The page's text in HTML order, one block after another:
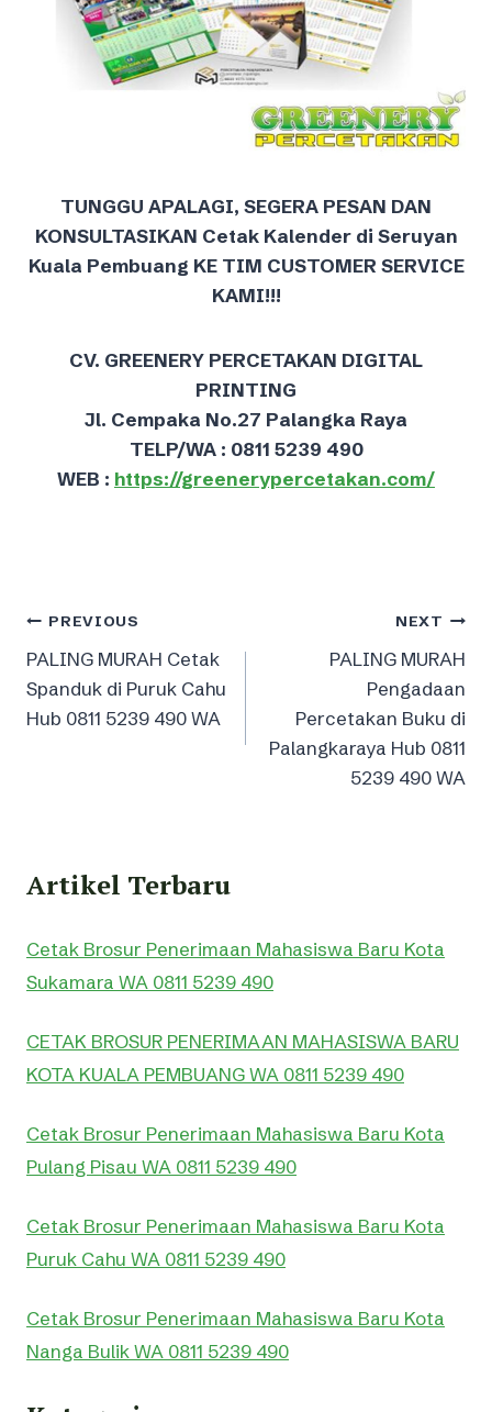
TUNGGU APALAGI, SEGERA PESAN DAN
KONSULTASIKAN Cetak Kalender di Seruyan
Kuala Pembuang KE TIM CUSTOMER SERVICE
KAMI!!!
CV. GREENERY PERCETAKAN DIGITAL
PRINTING
Jl. Cempaka No.27 Palangka Raya
TELP/WA : 0811 5239 490
WEB : https://greenerypercetakan.com/
Post
navigation
PREVIOUS
PALING MURAH Cetak
Spanduk di Puruk Cahu
Hub 0811 5239 490 WA
NEXT
PALING MURAH
Pengadaan
Percetakan Buku di
Palangkaraya Hub 0811
5239 490 WA
Artikel Terbaru
Cetak Brosur Penerimaan Mahasiswa Baru Kota
Sukamara WA 0811 5239 490
CETAK BROSUR PENERIMAAN MAHASISWA BARU
KOTA KUALA PEMBUANG WA 0811 5239 490
Cetak Brosur Penerimaan Mahasiswa Baru Kota
Pulang Pisau WA 0811 5239 490
Cetak Brosur Penerimaan Mahasiswa Baru Kota
Puruk Cahu WA 0811 5239 490
Cetak Brosur Penerimaan Mahasiswa Baru Kota
Nanga Bulik WA 0811 5239 490